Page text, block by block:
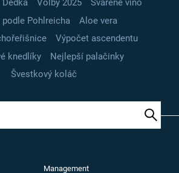
Volby 2025
Svařené víno
podle Pohlreicha
Aloe vera
Výpočet ascendentu
knedlíky
Nejlepší palačinky
Švestkový koláč
Management